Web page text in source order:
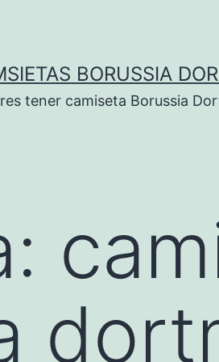
BORUSSIA
tener camiseta Borussia